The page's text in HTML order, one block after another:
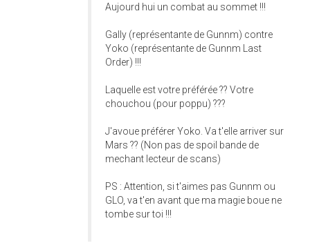
Aujourd hui un combat au sommet !!!
Gally (représentante de Gunnm) contre
Yoko (représentante de Gunnm Last
Order) !!!
Laquelle est votre préférée ?? Votre
chouchou (pour poppu) ???
J'avoue préférer Yoko. Va t'elle arriver sur
Mars ?? (Non pas de spoil bande de
mechant lecteur de scans)
PS : Attention, si t'aimes pas Gunnm ou
GLO, va t'en avant que ma magie boue ne
tombe sur toi !!!